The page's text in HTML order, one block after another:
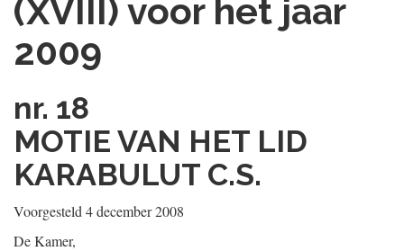
(XVIII) voor het jaar
2009
nr. 18
MOTIE VAN HET LID
KARABULUT C.S.
Voorgesteld 4 december 2008
De Kamer,